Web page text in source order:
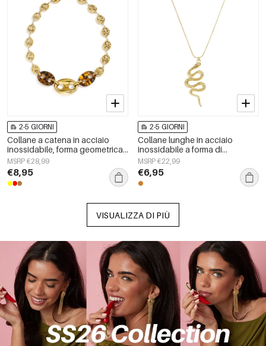
2-5 GIORNI
Collane a catena in acciaio
inossidabile, forma geometrica,
semplici, serie &quot;Daily
Simple&quot;, gioielli da donna
MSRP €28,99
€8,95
2-5 GIORNI
Collane lunghe in acciaio
inossidabile a forma di
serpente, semplici, della serie
Simple Daily, gioielli da donna
MSRP €22,99
€6,95
VISUALIZZA DI PIÙ